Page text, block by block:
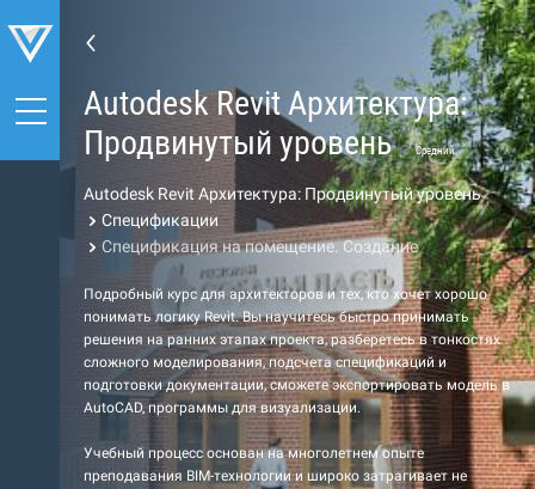
Autodesk Revit Архитектура:
Продвинутый уровень
Средний
Autodesk Revit Архитектура: Продвинутый уровень
Спецификации
Спецификация на помещение. Создание
Подробный курс для архитекторов и тех, кто хочет хорошо
понимать логику Revit. Вы научитесь быстро принимать
решения на ранних этапах проекта, разберетесь в тонкостях
сложного моделирования, подсчета спецификаций и
подготовки документации, сможете экспортировать модель в
AutoCAD, программы для визуализации.
Учебный процесс основан на многолетнем опыте
преподавания BIM-технологии и широко затрагивает не